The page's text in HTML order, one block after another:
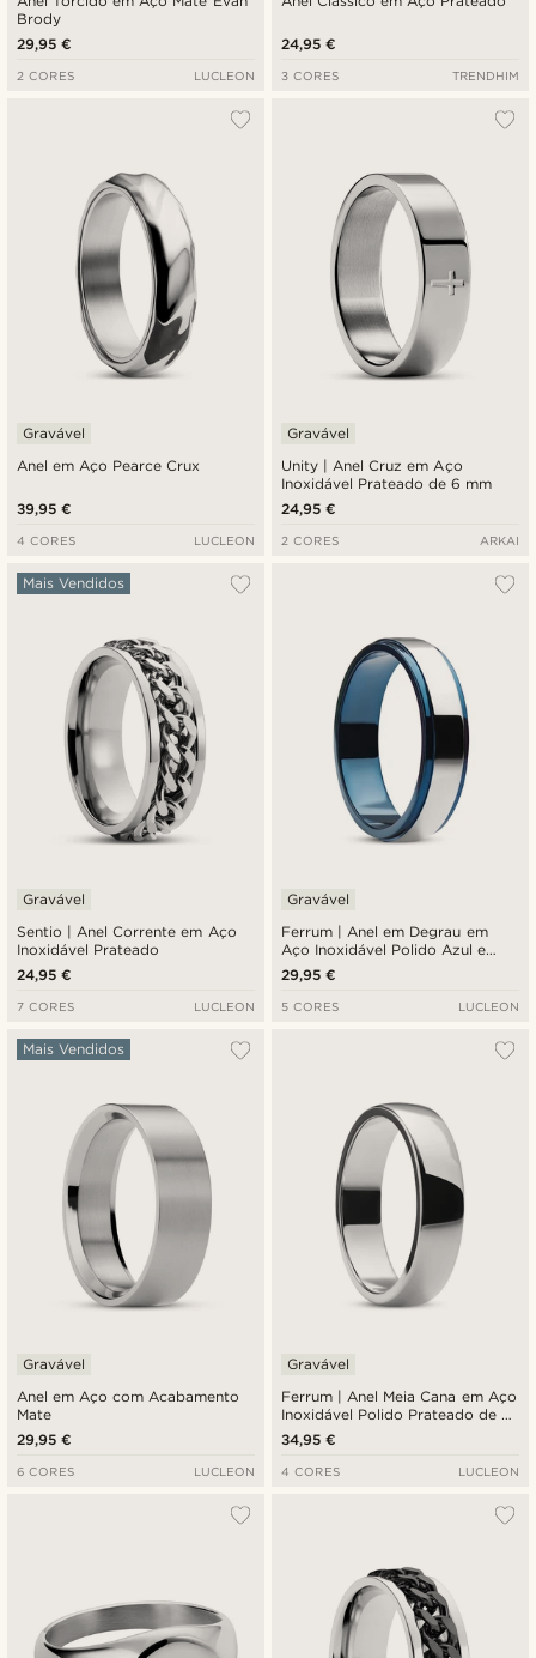
Brody
29,95 €
2 CORES LUCLEON
24,95 €
3 CORES TRENDHIM
Anel em Aço Pearce Crux
Gravável
39,95 €
4 CORES LUCLEON
Unity | Anel Cruz em Aço
Inoxidável Prateado de 6 mm
Gravável
24,95 €
2 CORES ARKAI
Sentio | Anel Corrente em Aço
Inoxidável Prateado
Mais Vendidos
Gravável
24,95 €
7 CORES LUCLEON
Ferrum | Anel em Degrau em
Aço Inoxidável Polido Azul e
Prateado de 6 mm
Gravável
29,95 €
5 CORES LUCLEON
Anel em Aço com Acabamento
Mate
Mais Vendidos
Gravável
29,95 €
6 CORES LUCLEON
Ferrum | Anel Meia Cana em Aço
Inoxidável Polido Prateado de 6
mm
Gravável
34,95 €
4 CORES LUCLEON